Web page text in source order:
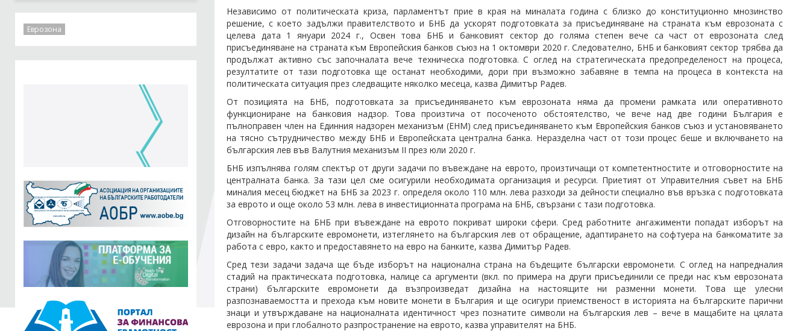
Независимо от политическата криза, парламентът прие в края на миналата година с близко до конституционно мнозинство
решение, с което задължи правителството и БНБ да ускорят подготовката за присъединяване на страната към еврозоната с
целева дата 1 януари 2024 г., Освен това БНБ и банковият сектор до голяма степен вече са част от еврозоната след
присъединяване на страната към Европейския банков съюз на 1 октомври 2020 г. Следователно, БНБ и банковият сектор трябва да
продължат активно със започналата вече техническа подготовка. С оглед на стратегическата предопределеност на процеса,
резултатите от тази подготовка ще останат необходими, дори при възможно забавяне в темпа на процеса в контекста на
политическата ситуация през следващите няколко месеца, казва Димитър Радев.
От позицията на БНБ, подготовката за присъединяването към еврозоната няма да промени рамката или оперативното
функциониране на банковия надзор. Това произтича от посоченото обстоятелство, че вече над две години България е
пълноправен член на Единния надзорен механизъм (ЕНМ) след присъединяването към Европейския банков съюз и установяването
на тясно сътрудничество между БНБ и Европейската централна банка. Неразделна част от този процес беше и включването на
българския лев във Валутния механизъм II през юли 2020 г.
БНБ изпълнява голям спектър от други задачи по въвеждане на еврото, произтичащи от компетентностите и отговорностите на
централната банка. За тази цел сме осигурили необходимата организация и ресурси. Приетият от Управителния съвет на БНБ
миналия месец бюджет на БНБ за 2023 г. определя около 110 млн. лева разходи за дейности специално във връзка с подготовката
за еврото и още около 53 млн. лева в инвестиционната програма на БНБ, свързани с тази подготовка.
Отговорностите на БНБ при въвеждане на еврото покриват широки сфери. Сред работните ангажименти попадат изборът на
дизайн на българските евромонети, изтеглянето на българския лев от обращение, адаптирането на софтуера на банкоматите за
работа с евро, както и предоставянето на евро на банките, казва Димитър Радев.
Сред тези задачи задача ще бъде изборът на национална страна на бъдещите български евромонети. С оглед на напредналия
стадий на практическата подготовка, налице са аргументи (вкл. по примера на други присъединили се преди нас към еврозоната
страни) българските евромонети да възпроизведат дизайна на настоящите ни разменни монети. Това ще улесни
разпознаваемостта и прехода към новите монети в България и ще осигури приемственост в историята на българските парични
знаци и утвърждаване на националната идентичност чрез познатите символи на българския лев – вече в мащабите на цялата
еврозона и при глобалното разпространение на еврото, казва управителят на БНБ.
Еврозона